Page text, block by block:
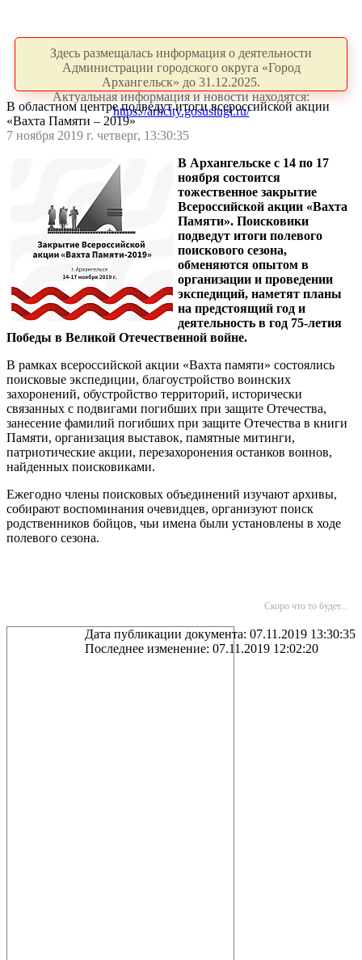
Здесь размещалась информация о деятельности
Администрации городского округа «Город
Архангельск» до 31.12.2025.
Актуальная информация и новости находятся:
https://arhcity.gosuslugi.ru/
В областном центре подведут итоги всероссийской акции
«Вахта Памяти – 2019»
7 ноября 2019 г. четверг, 13:30:35
В Архангельске с 14 по 17
ноября состоится
тожественное закрытие
Всероссийской акции «Вахта
Памяти». Поисковики
подведут итоги полевого
поискового сезона,
обменяются опытом в
организации и проведении
экспедиций, наметят планы
на предстоящий год и
деятельность в год 75-летия
Победы в Великой Отечественной войне.
В рамках всероссийской акции «Вахта памяти» состоялись
поисковые экспедиции, благоустройство воинских
захоронений, обустройство территорий, исторически
связанных с подвигами погибших при защите Отечества,
занесение фамилий погибших при защите Отечества в книги
Памяти, организация выставок, памятные митинги,
патриотические акции, перезахоронения останков воинов,
найденных поисковиками.
Ежегодно члены поисковых объединений изучают архивы,
собирают воспоминания очевидцев, организуют поиск
родственников бойцов, чьи имена были установлены в ходе
полевого сезона.
Скоро что то будет...
Дата публикации документа: 07.11.2019 13:30:35
Последнее изменение: 07.11.2019 12:02:20